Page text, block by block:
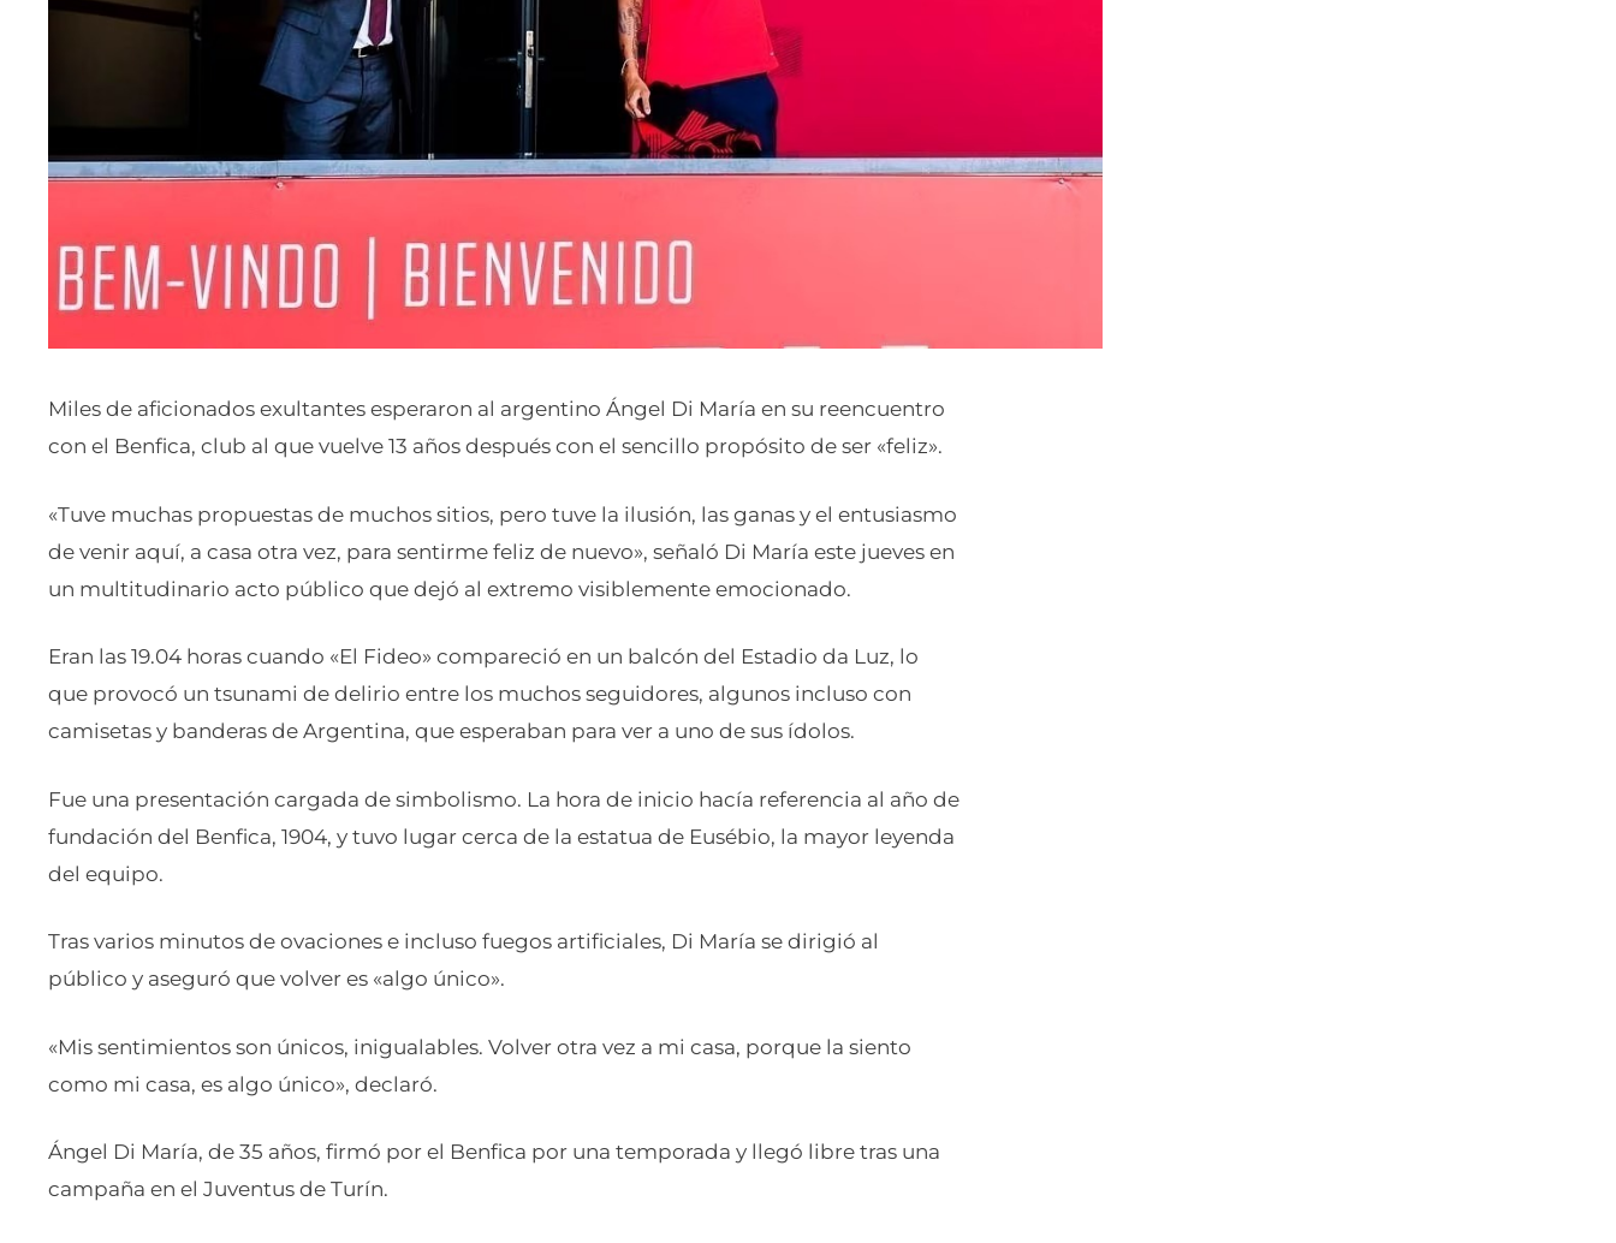
Miles de aficionados exultantes esperaron al argentino Ángel Di María en su reencuentro
con el Benfica, club al que vuelve 13 años después con el sencillo propósito de ser «feliz».
«Tuve muchas propuestas de muchos sitios, pero tuve la ilusión, las ganas y el entusiasmo
de venir aquí, a casa otra vez, para sentirme feliz de nuevo», señaló Di María este jueves en
un multitudinario acto público que dejó al extremo visiblemente emocionado.
Eran las 19.04 horas cuando «El Fideo» compareció en un balcón del Estadio da Luz, lo
que provocó un tsunami de delirio entre los muchos seguidores, algunos incluso con
camisetas y banderas de Argentina, que esperaban para ver a uno de sus ídolos.
Fue una presentación cargada de simbolismo. La hora de inicio hacía referencia al año de
fundación del Benfica, 1904, y tuvo lugar cerca de la estatua de Eusébio, la mayor leyenda
del equipo.
Tras varios minutos de ovaciones e incluso fuegos artificiales, Di María se dirigió al
público y aseguró que volver es «algo único».
«Mis sentimientos son únicos, inigualables. Volver otra vez a mi casa, porque la siento
como mi casa, es algo único», declaró.
Ángel Di María, de 35 años, firmó por el Benfica por una temporada y llegó libre tras una
campaña en el Juventus de Turín.